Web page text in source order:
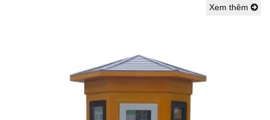
Xem thêm